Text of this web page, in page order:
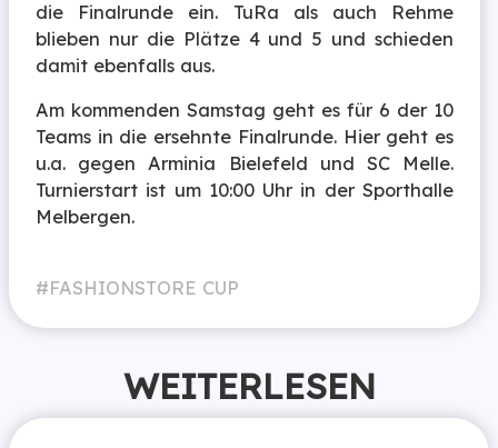
die Finalrunde ein. TuRa als auch Rehme
blieben nur die Plätze 4 und 5 und schieden
damit ebenfalls aus.
Am kommenden Samstag geht es für 6 der 10
Teams in die ersehnte Finalrunde. Hier geht es
u.a. gegen Arminia Bielefeld und SC Melle.
Turnierstart ist um 10:00 Uhr in der Sporthalle
Melbergen.
FASHIONSTORE CUP
WEITERLESEN